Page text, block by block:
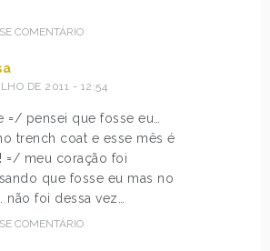
COMENTÁRIO
DE 2011 - 12:54
=/ pensei que fosse eu…
trench coat e esse mês é
=/ meu coração foi
que fosse eu mas no
foi dessa vez…
COMENTÁRIO